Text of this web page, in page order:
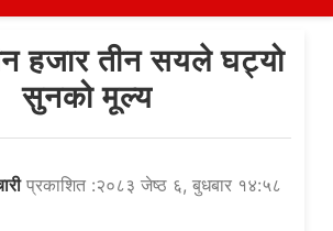
हजार तीन सयले घट्यो
सुनको मूल्य
प्रकाशित :२०८३ जेष्ठ ६, बुधबार १४:५८